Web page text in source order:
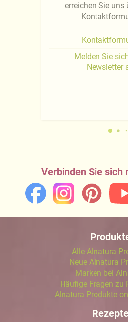
erreichen Sie uns
Melden Sie
Newsletter
Verbinden Sie sich
Alle Alnatura
Neue Alnatura
Marken bei
Häufige Fragen zu
Alnatura Produkte
Rezepte